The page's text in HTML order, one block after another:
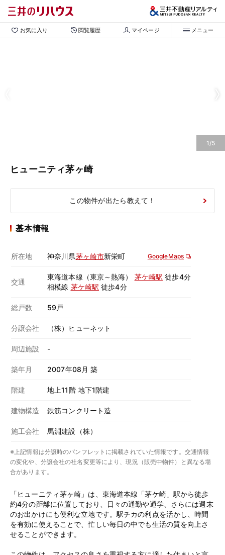
お気に入り 閲覧履歴 マイページ メニュー
1/5
ヒューニティ茅ヶ崎
この物件が出たら教えて！
基本情報
所在地 神奈川県茅ヶ崎市新栄町 GoogleMaps
交通
東海道本線（東京～熱海） 茅ケ崎駅 徒歩4分
相模線 茅ケ崎駅 徒歩4分
総戸数 59戸
分譲会社 （株）ヒューネット
周辺施設 -
築年月 2007年08月 築
階建 地上11階 地下1階建
建物構造 鉄筋コンクリート造
施工会社 馬淵建設（株）
※上記情報は分譲時のパンフレットに掲載されていた情報です。交通情報
の変化や、分譲会社の社名変更等により、現況（販売中物件）と異なる場
合があります。
「ヒューニティ茅ヶ崎」は、東海道本線「茅ケ崎」駅から徒歩
約4分の距離に位置しており、日々の通勤や通学、さらには週末
のお出かけにも便利な立地です。駅チカの利点を活かし、時間
を有効に使えることで、忙しい毎日の中でも生活の質を向上さ
せることができます。